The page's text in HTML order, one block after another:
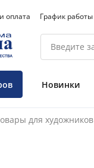
оплата График работы
Новинки
для художников